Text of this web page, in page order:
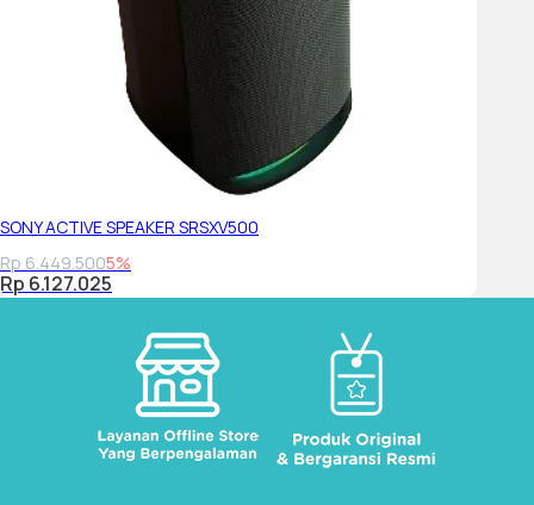
SONY ACTIVE SPEAKER SRSXV500
Rp 6.449.5005%
Rp 6.127.025